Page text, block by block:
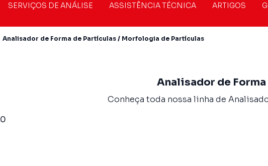
SERVIÇOS DE ANÁLISE ASSISTÊNCIA TÉCNICA ARTIGOS
Analisador de Forma de Partículas / Morfologia de Partículas
Analisador de
Conheça toda nossa linha de